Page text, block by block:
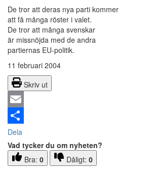
De tror att deras nya parti kommer
att få många röster i valet.
De tror att många svenskar
är missnöjda med de andra
partiernas EU-politik.
11 februari 2004
Skriv ut
Email
Dela
Vad tycker du om nyheten?
Bra: 0 Dåligt: 0